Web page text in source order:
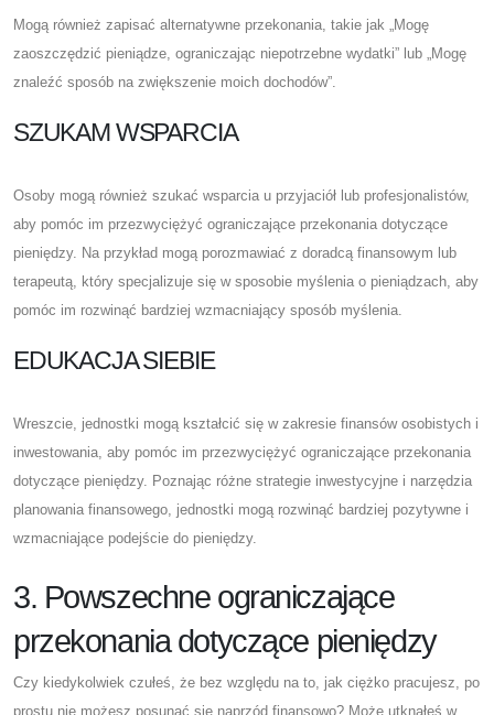
Mogą również zapisać alternatywne przekonania, takie jak „Mogę
zaoszczędzić pieniądze, ograniczając niepotrzebne wydatki” lub „Mogę
znaleźć sposób na zwiększenie moich dochodów”.
SZUKAM WSPARCIA
Osoby mogą również szukać wsparcia u przyjaciół lub profesjonalistów,
aby pomóc im przezwyciężyć ograniczające przekonania dotyczące
pieniędzy. Na przykład mogą porozmawiać z doradcą finansowym lub
terapeutą, który specjalizuje się w sposobie myślenia o pieniądzach, aby
pomóc im rozwinąć bardziej wzmacniający sposób myślenia.
EDUKACJA SIEBIE
Wreszcie, jednostki mogą kształcić się w zakresie finansów osobistych i
inwestowania, aby pomóc im przezwyciężyć ograniczające przekonania
dotyczące pieniędzy. Poznając różne strategie inwestycyjne i narzędzia
planowania finansowego, jednostki mogą rozwinąć bardziej pozytywne i
wzmacniające podejście do pieniędzy.
3. Powszechne ograniczające
przekonania dotyczące pieniędzy
Czy kiedykolwiek czułeś, że bez względu na to, jak ciężko pracujesz, po
prostu nie możesz posunąć się naprzód finansowo? Może utknąłeś w